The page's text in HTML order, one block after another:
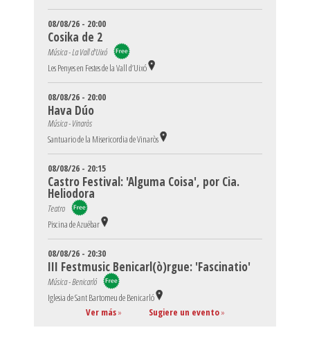
08/08/26 - 20:00
Cosika de 2
Música - La Vall d'Uixó
Les Penyes en Festes de la Vall d’Uixó
08/08/26 - 20:00
Hava Dúo
Música - Vinaròs
Santuario de la Misericordia de Vinaròs
08/08/26 - 20:15
Castro Festival: 'Alguma Coisa', por Cia.
Heliodora
Teatro
Piscina de Azuébar
08/08/26 - 20:30
III Festmusic Benicarl(ò)rgue: 'Fascinatio'
Música - Benicarló
Iglesia de Sant Bartomeu de Benicarló
Ver más» Sugiere un evento»